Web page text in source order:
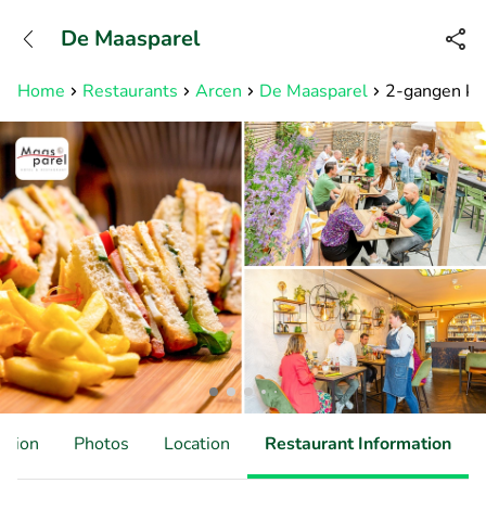
Available until 23:00
Home Restaurants Arcen De Maasparel 2-gangen
De Maasparel
Photos Location Restaurant Information